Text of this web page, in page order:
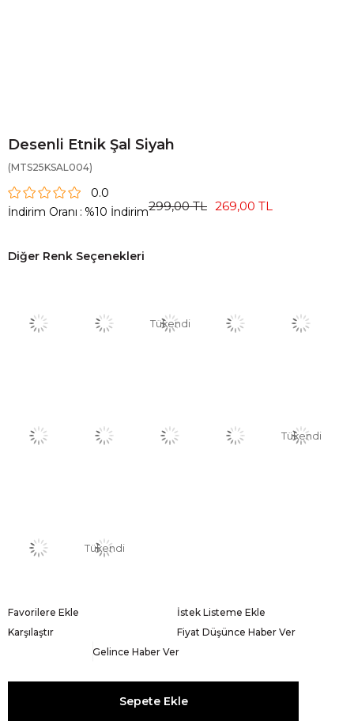
Desenli Etnik Şal Siyah
(MTS25KSAL004)
0.0
İndirim Oranı : %10 İndirim299,00 TL 269,00 TL
Diğer Renk Seçenekleri
Tükendi
Tükendi
Tükendi
Favorilere Ekle
İstek Listeme Ekle
Karşılaştır
Fiyat Düşünce Haber Ver
Gelince Haber Ver